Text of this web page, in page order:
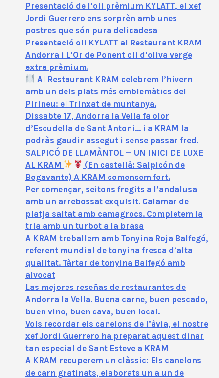
Presentació de l’oli prèmium KYLATT, el xef
Jordi Guerrero ens sorprèn amb unes
postres que són pura delicadesa
Presentació oli KYLATT al Restaurant KRAM
Andorra i L’Or de Ponent oli d’oliva verge
extra prèmium.
Al Restaurant KRAM celebrem l’hivern
amb un dels plats més emblemàtics del
Pirineu: el Trinxat de muntanya.
Dissabte 17, Andorra la Vella fa olor
d’Escudella de Sant Antoni… i a KRAM la
podràs gaudir assegut i sense passar fred.
SALPICÓ DE LLAMÀNTOL — UN INICI DE LUXE
AL KRAM
(En castellà: Salpicón de
Bogavante) A KRAM comencem fort.
Per començar, seitons fregits a l’andalusa
amb un arrebossat exquisit. Calamar de
platja saltat amb camagrocs. Completem la
tria amb un turbot a la brasa
A KRAM treballem amb Tonyina Roja Balfegó,
referent mundial de tonyina fresca d’alta
qualitat. Tàrtar de tonyina Balfegó amb
alvocat
Las mejores reseñas de restaurantes de
Andorra la Vella. Buena carne, buen pescado,
buen vino, buen cava, buen local.
Vols recordar els canelons de l’àvia, el nostre
xef Jordi Guerrero ha preparat aquest dinar
tan especial de Sant Esteve a KRAM
A KRAM recuperem un clàssic: Els canelons
de carn gratinats, elaborats un a un de